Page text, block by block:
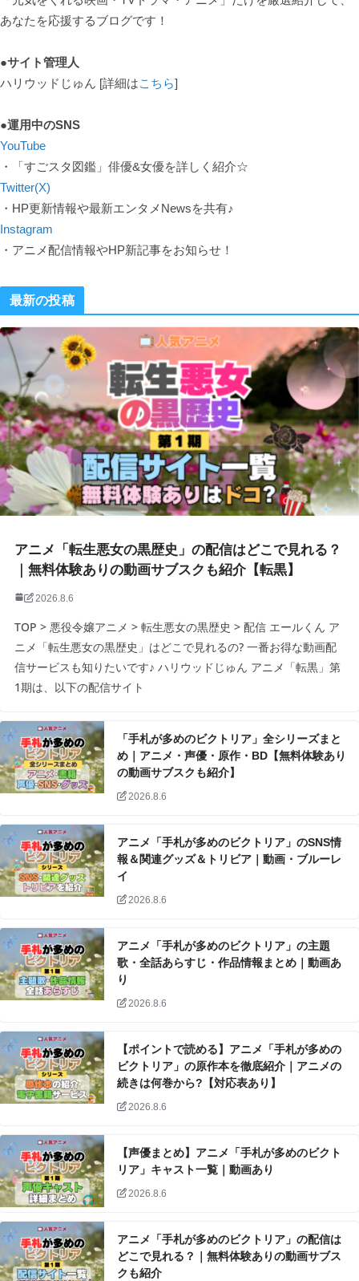
あなたを応援するブログです！
●サイト管理人
ハリウッドじゅん [詳細はこちら]
●運用中のSNS
YouTube
・「すごスタ図鑑」俳優&女優を詳しく紹介☆
Twitter(X)
・HP更新情報や最新エンタメNewsを共有♪
Instagram
・アニメ配信情報やHP新記事をお知らせ！
最新の投稿
アニメ「転生悪女の黒歴史」の配信はどこで見れる？
｜無料体験ありの動画サブスクも紹介【転黒】
2026.8.6
TOP > 悪役令嬢アニメ > 転生悪女の黒歴史 > 配信 エールくん ア
ニメ「転生悪女の黒歴史」はどこで見れるの? 一番お得な動画配
信サービスも知りたいです♪ ハリウッドじゅん アニメ「転黒」第
1期は、以下の配信サイト
「手札が多めのビクトリア」全シリーズまと
め｜アニメ・声優・原作・BD【無料体験あり
の動画サブスクも紹介】
2026.8.6
アニメ「手札が多めのビクトリア」のSNS情
報＆関連グッズ＆トリビア｜動画・ブルーレ
イ
2026.8.6
アニメ「手札が多めのビクトリア」の主題
歌・全話あらすじ・作品情報まとめ｜動画あ
り
2026.8.6
【ポイントで読める】アニメ「手札が多めの
ビクトリア」の原作本を徹底紹介｜アニメの
続きは何巻から?【対応表あり】
2026.8.6
【声優まとめ】アニメ「手札が多めのビクト
リア」キャスト一覧｜動画あり
2026.8.6
アニメ「手札が多めのビクトリア」の配信は
どこで見れる？｜無料体験ありの動画サブス
クも紹介